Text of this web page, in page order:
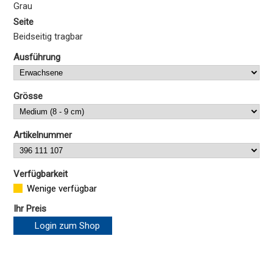
Grau
Seite
Beidseitig tragbar
Ausführung
Grösse
Artikelnummer
Verfügbarkeit
Wenige verfügbar
Ihr Preis
Login zum Shop